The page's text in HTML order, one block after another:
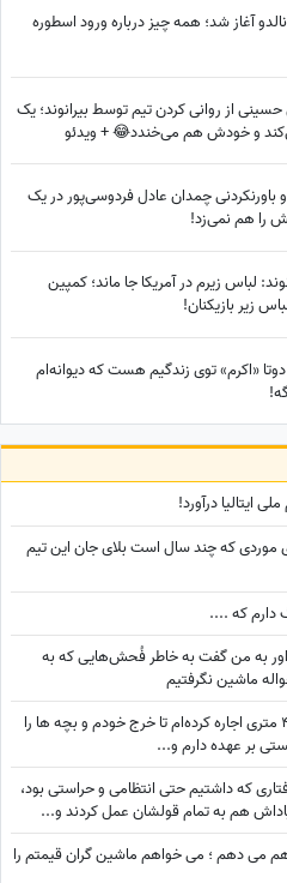
آغاز شد؛ همه چیز درباره ورود اسطوره
از روانی کردن تیم توسط بیرانوند؛ یک
باورنکردنی چمدان عادل فردوسی‌پور در یک
را هم نمی‌زد!
لباس زیرم در آمریکا جا ماند؛ کمپین
زیر بازیکنان!
دوتا «اکرم» توی زندگیم هست که دیوانه‌ام
ایتالیا درآورد!
که چند سال است بلای جان این تیم
: داور به من گفت به خاطر فُحش‌هایی که به
ماشین نگرفتیم
عابدزاده: من یک مغازه ساندویچی 40 متری اجاره کرده‌ام تا خرج خودم و بچه ها را
که داشتیم حتی انتظامی و حراستی بود،
هم به تمام قولشان عمل کردند و...
می دهم ؛ می خواهم ماشین گران قیمتم را